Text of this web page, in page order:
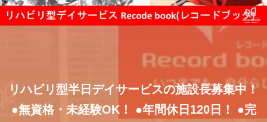
リハビリ型半日デイサービスの施設長募集中！
●無資格・未経験OK！
●年間休日120日！
●完